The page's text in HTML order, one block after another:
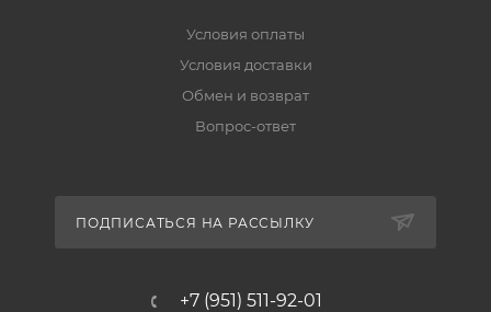
Условия оплаты
Условия доставки
Обмен и возврат
Вопрос-ответ
ПОДПИСАТЬСЯ НА РАССЫЛКУ
+7 (951) 511-92-01